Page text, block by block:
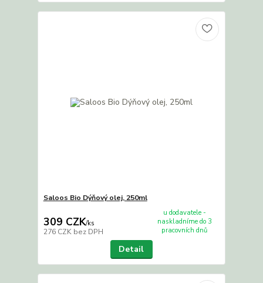
Saloos Bio Dýňový olej, 250ml
309 CZK/ks
276 CZK bez DPH
u dodavatele -
naskladníme do 3
pracovních dnů
Detail